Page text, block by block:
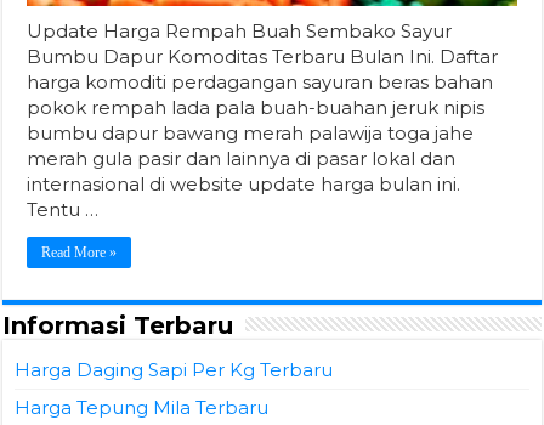
Update Harga Rempah Buah Sembako Sayur
Bumbu Dapur Komoditas Terbaru Bulan Ini. Daftar
harga komoditi perdagangan sayuran beras bahan
pokok rempah lada pala buah-buahan jeruk nipis
bumbu dapur bawang merah palawija toga jahe
merah gula pasir dan lainnya di pasar lokal dan
internasional di website update harga bulan ini.
Tentu …
Read More »
Informasi Terbaru
Harga Daging Sapi Per Kg Terbaru
Harga Tepung Mila Terbaru